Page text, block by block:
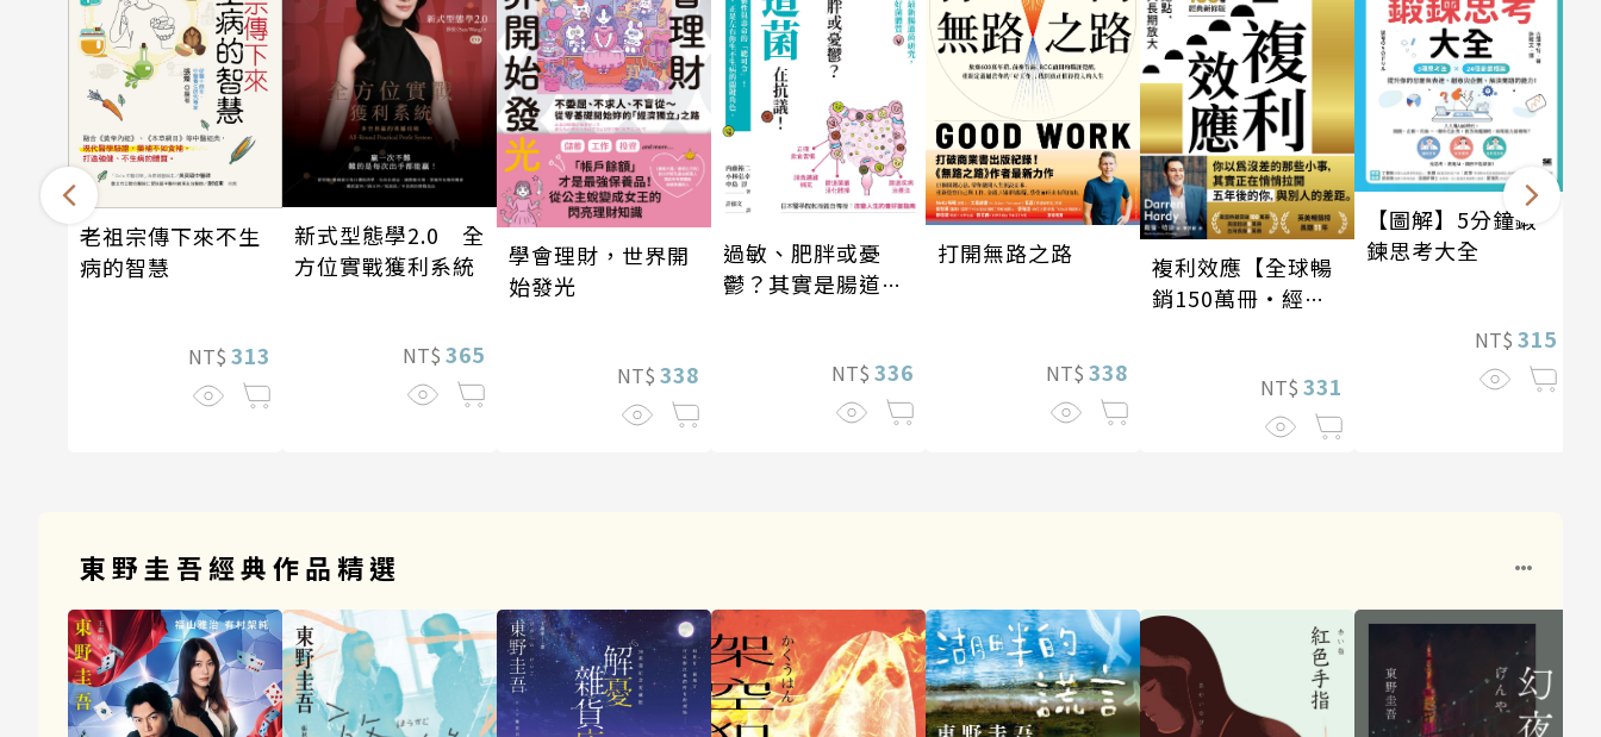
老祖宗傳下來不生
病的智慧
NT$ 313
新式型態學2.0 全
方位實戰獲利系統
NT$ 365
學會理財，世界開
始發光
NT$ 338
過敏、肥胖或憂
鬱？其實是腸道菌
NT$ 336
打開無路之路
NT$ 338
複利效應【全球暢
銷150萬冊・經典
NT$ 331
【圖解】5分鐘鍛
鍊思考大全
NT$ 315
東野圭吾經典作品精選